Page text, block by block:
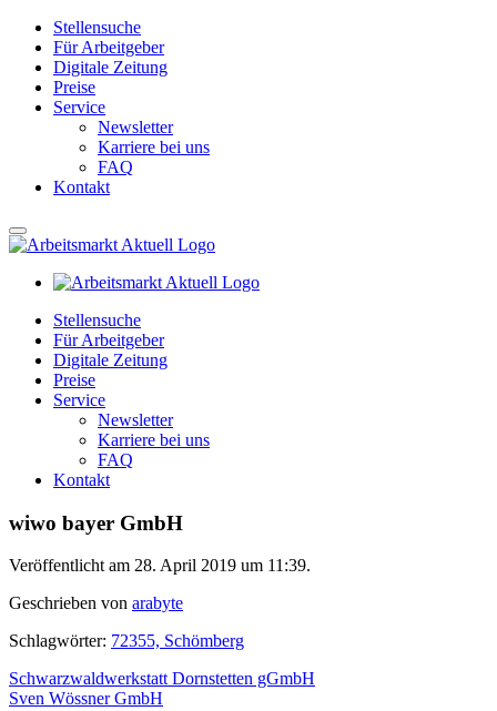
Stellensuche
Für Arbeitgeber
Digitale Zeitung
Preise
Service
Newsletter
Karriere bei uns
FAQ
Kontakt
Stellensuche
Für Arbeitgeber
Digitale Zeitung
Preise
Service
Newsletter
Karriere bei uns
FAQ
Kontakt
wiwo bayer GmbH
Veröffentlicht am 28. April 2019 um 11:39.
Geschrieben von arabyte
Schlagwörter: 72355, Schömberg
Beitragsnavigation
Schwarzwaldwerkstatt Dornstetten gGmbH
Sven Wössner GmbH